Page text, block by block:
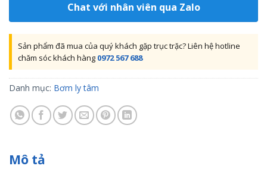
Chat với nhân viên qua Zalo
Sản phẩm đã mua của quý khách gặp trục trặc? Liên hệ hotline
chăm sóc khách hàng 0972 567 688
Danh mục: Bơm ly tâm
Mô tả